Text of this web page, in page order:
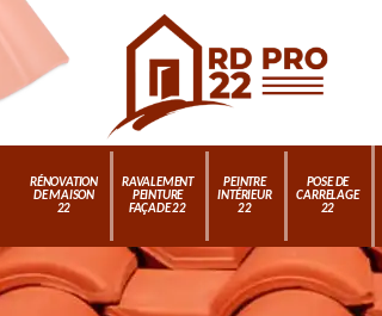
RÉNOVATION
DE MAISON
22
RAVALEMENT
PEINTURE
FAÇADE 22
PEINTRE
INTÉRIEUR
22
POSE DE
CARRELAGE
22